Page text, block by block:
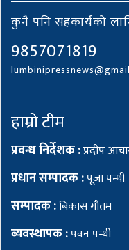
कुनै पनि सहकार्यको
9857071819
हाम्रो टीम
प्रवन्ध निर्देशक :प्रदीप
प्रधान सम्पादक :पूजा पन्थी
सम्पादक :बिकास गौतम
ब्यवस्थापक :पवन पन्थी